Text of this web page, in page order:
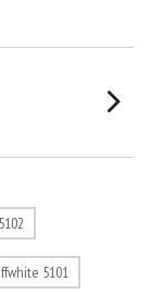
5101